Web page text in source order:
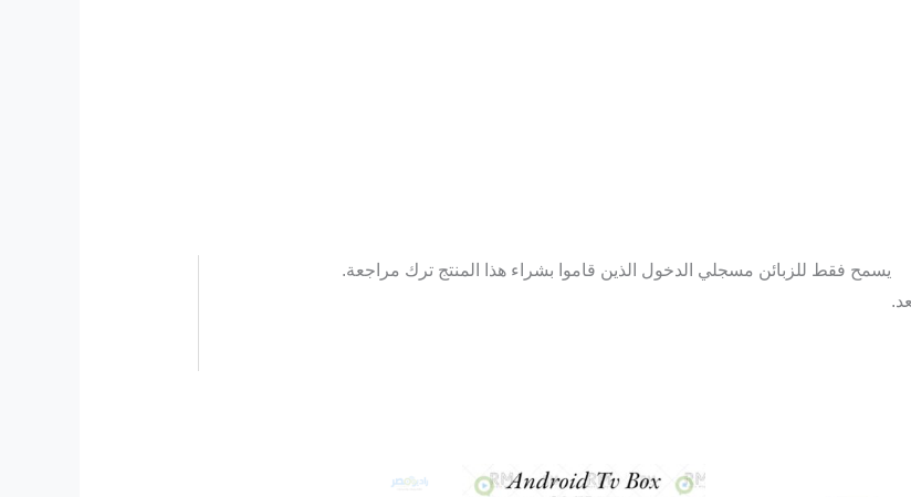
يسمح فقط للزبائن مسجلي الدخول الذين قاموا بشراء هذا المنتج ترك مراجعة.